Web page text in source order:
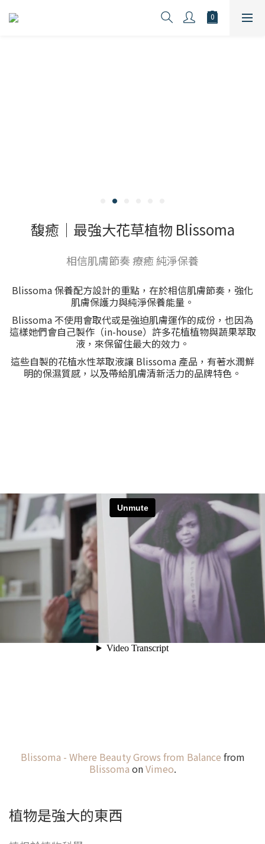
馥癒｜最強大花草植物 Blissoma
相信肌膚節奏 療癒 純淨保養
Blissoma 保養配方設計的重點，在於相信肌膚節奏，強化
肌膚保護力與純淨保養能量。
Blissoma 不使用會取代或是強迫肌膚運作的成份，也因為
這樣她們會自己製作（in-house）許多花植植物與蔬果萃取
液，來保留住最大的效力。
這些自製的花植水性萃取液讓 Blissoma 產品，有著水潤鮮
明的保濕質感，以及帶給肌膚清新活力的品牌特色。
Blissoma - Where Beauty Grows from Balance from
Blissoma onVimeo.
植物是強大的東西